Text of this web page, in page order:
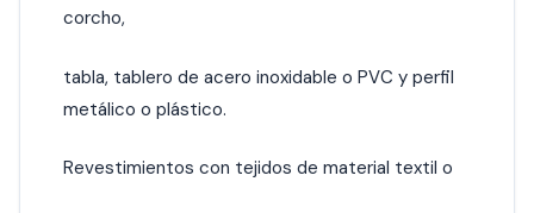
corcho,
tabla, tablero de acero inoxidable o PVC y perfil
metálico o plástico.
Revestimientos con tejidos de material textil o